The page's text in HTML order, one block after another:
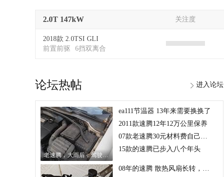
2.0T 147kW 关注度
2018款 2.0TSI GLI
前置前驱
6挡双离合
论坛热帖 进入论坛
老速腾，大雨后，驾驶侧厢内地板有积水，自己动手修复。
ea111节温器 13年来需要换换了
2011款速腾12年12万公里保养
07款老速腾30元材料费自己动手清洗三元催化年审尾气一把过！
15款的速腾已步入八个年头
08年的速腾 散热风扇长转，《再次治理》完结